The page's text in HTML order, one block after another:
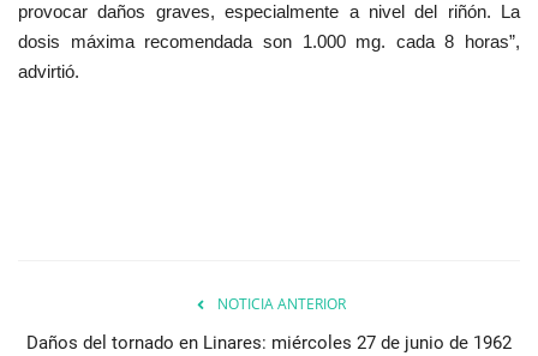
provocar daños graves, especialmente a nivel del riñón. La
dosis máxima recomendada son 1.000 mg. cada 8 horas”,
advirtió.
NOTICIA ANTERIOR
Daños del tornado en Linares: miércoles 27 de junio de 1962